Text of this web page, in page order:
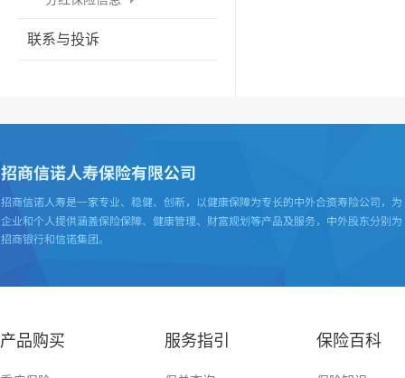
联系与投诉
产品购买 服务指引 保险百科